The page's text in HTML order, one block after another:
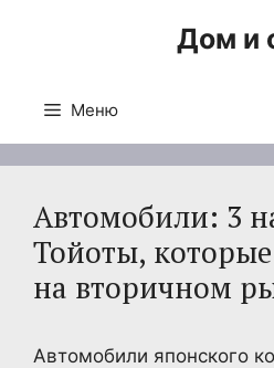
Дом и
Меню
Автомобили: 3
Тойоты,
на вторичном
Автомобили японского